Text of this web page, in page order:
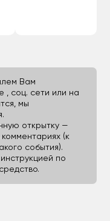
Вам
, соц. сети или на
мы
открытку —
(к
события).
инструкцией по